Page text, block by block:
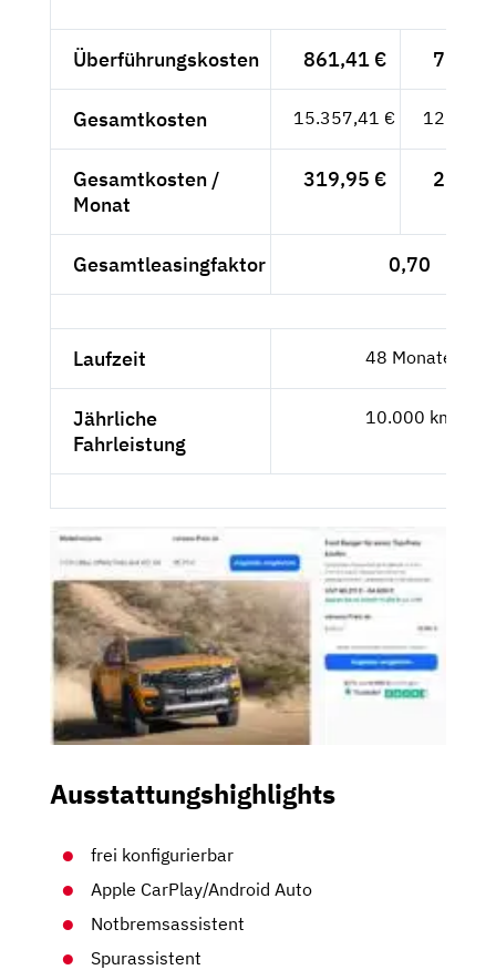
Überführungskosten 861,41 €
Gesamtkosten 15.357,41 €
Gesamtkosten /
Monat
319,95 €
Gesamtleasingfaktor 0,70
Laufzeit 48 Monate
Jährliche
Fahrleistung
10.000 km
Ausstattungshighlights
frei konfigurierbar
Apple CarPlay/Android Auto
Notbremsassistent
Spurassistent